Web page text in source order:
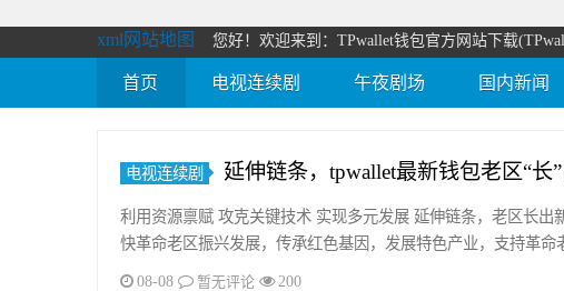
xml网站地图 您好！欢迎来到：TPwallet钱包官方网站下载
首页 电视连续剧 午夜剧场 国内新闻
电视连续剧 延伸链条，tpwallet最新钱包老区“长
利用资源禀赋 攻克关键技术 实现多元发展 延伸链条，老区长
快革命老区振兴发展，传承红色基因，发展特色产业，支持革
08-08 暂无评论 200